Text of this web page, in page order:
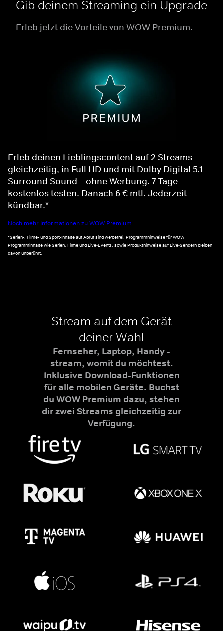
Gib deinem Streaming ein Upgrade
Erleb jetzt die Vorteile von WOW Premium.
Erleb deinen Lieblingscontent auf 2 Streams
gleichzeitig, in Full HD und mit Dolby Digital 5.1
Surround Sound – ohne Werbung. 7 Tage
kostenlos testen. Danach 6 € mtl. Jederzeit
kündbar.*
Noch mehr Informationen zu WOW Premium
*Serien-, Filme- und Sport-Inhalte auf Abruf sind werbefrei. Programmhinweise für WOW
Programminhalte wie Serien, Filme und Live-Events, sowie Produkthinweise auf Live-Sendern bleiben
davon unberührt.
Stream auf dem Gerät
deiner Wahl
Fernseher, Laptop, Handy -
stream, womit du möchtest.
Inklusive Download-Funktionen
für alle mobilen Geräte. Buchst
du WOW Premium dazu, stehen
dir zwei Streams gleichzeitig zur
Verfügung.